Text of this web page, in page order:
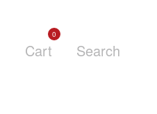
Cart
0
Search